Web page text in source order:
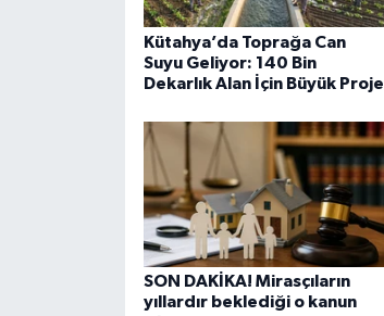
Kütahya’da Toprağa Can
Suyu Geliyor: 140 Bin
Dekarlık Alan İçin Büyük Proje
SON DAKİKA! Mirasçıların
yıllardır beklediği o kanun